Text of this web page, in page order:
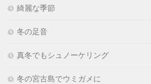
綺麗な季節
冬の足音
真冬でもシュノーケリング
冬の宮古島でウミガメに